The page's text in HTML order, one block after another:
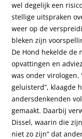
wel degelijk een
stellige uitspraken
weer op de
bleken zijn
De Hond hekelde de
opvattingen en
was onder virologen.
geluisterd”, klaagde
andersdenkenden
gemaakt. Daarbij
Dissel, waarin die
niet zo zijn” dat